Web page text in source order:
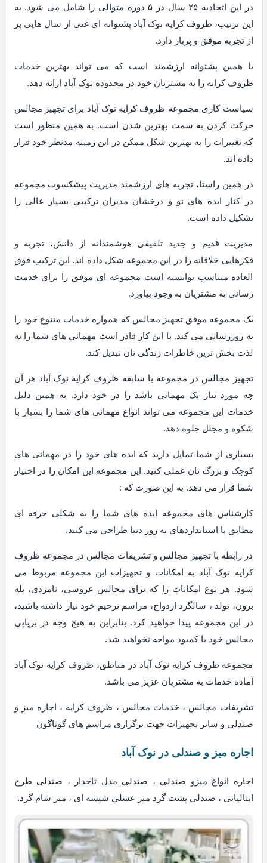
در این اتحادیه ۲۵ سال در ۵ دوره متوالی را شامل می شود. به
این ترتیب، ظروف کرایه نوک آباد پشتوانه ای غنی از سال هایی پر
از تجربه موفق و پربار دارد.
با همین پشتوانه ارزشمند است که می تواند بهترین خدمات
ظروف کرایه را به مشتریان خود در محدوده نوک آباد ارائه دهد.
سیاست کاری مجموعه ظروف کرایه نوک آباد برای تجهیز مجالس
حرکت کردن به سمت بهترین شدن است. به همین منظور است
که تغییرات را به بهترین شکل ممکن در این زمینه مدنظر خود قرار
داده اند.
در همین راستا، تجربه های ارزشمند مدیریت پیشکسوت مجموعه
در کنار ایده های نو و درخشان مدیران ترکیبی بسیار عالی را
تشکیل داده است.
مدیریت قدیم و جدید تلفیقی هوشمندانه از دانش، تجربه و
فکرهایی خلاقانه را در این مجموعه شکل داده اند. این ترکیب فوق
العاده متناسب توانسته است مجموعه ای موفق را برای خدمت
رسانی به مشتریان به وجود بیاورد.
یک مجموعه موفق تجهیز مجالس که همواره خدمات متنوع خود را
به روزرسانی می کند. با این کار قادر است مهمانی های شما را به
لذت بخش ترین خاطرات زندگی تان تبدیل کند.
تجهیز مجالس در مجموعه با سابقه ظروف کرایه نوک آباد هر آن
چه مورد نیاز یک مهمانی باشد را در خود دارد. به همین دلیل
خدمات این مجموعه می تواند انواع مهمانی های شما را بسیار با
شکوه و مجلل جلوه دهد.
بسیاری از شما تمایل دارید که ایده های خود را در مهمانی های
کوچک و بزرگ تان عملی کنید. این مجموعه این امکان را در اختیار
شما قرار می دهد. به این صورت که :
کارشناس های مجموعه ایده های شما را به شکلی حرفه ای
مطابق با استانداردهای به روز دنیا طراحی می کنند.
در رابطه با تجهیز مجالس و تشریفات مجالس در مجموعه ظروف
کرایه نوک آباد به امکانات و تجهیزات این مجموعه مربوط می
شود. هر نوع امکانات را که برای مجالس عروسی، نامزدی، بله
برون، تولد ، سالگرد ازدواج، مراسم ترحیم خود نیاز داشته باشید،
در این مجموعه پیدا خواهید کرد. بنابراین به هیچ وجه در برپایی
مجالس خود با کمبود مواجه نخواهید شد.
مجموعه ظروف کرایه نوک آباد در مناطق، ظروف کرایه نوک آباد
آماده خدمات به مشتریان عزیز می باشد.
تشریفات مجالس ، خدمات مجالس ، ظروف کرایه ، اجاره میز و
صندلی و سایر تجهیزات جهت برگزاری مراسم های گوناگون
اجاره میز و صندلی در نوک آباد
اجاره انواع میزو صندلی ، صندلی مدل تاجدار ، صندلی طرح
ایتالیایی ، صندلی پشت گرد میز عسلی شیشه ای ، میز شام گرد.